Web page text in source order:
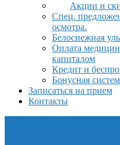
Акции и
Спец.
осмотра.
Белоснежная
Оплата
капиталом
Кредит и
Бонусная
Записаться на прием
Контакты